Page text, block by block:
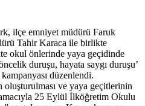
ilçe emniyet müdürü Faruk
Tahir Karaca ile birlikte
okul önlerinde yaya geçidinde
duruşu, hayata saygı duruşu’
düzenlendi.
ve yaya geçitlerinin
amacıyla 25 Eylül İlköğretim Okulu